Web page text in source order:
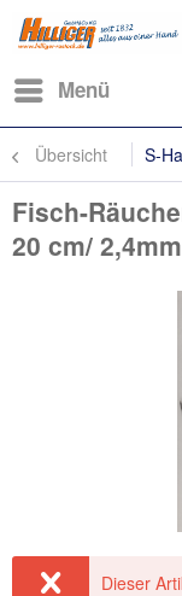
Menü
Übersicht S-
Fisch-
20 cm/
Dieser